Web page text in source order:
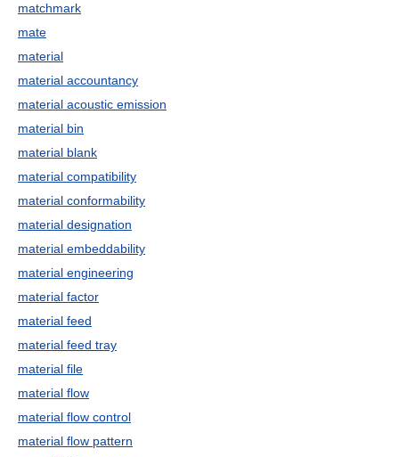
matchmark
mate
material
material accountancy
material acoustic emission
material bin
material blank
material compatibility
material conformability
material designation
material embeddability
material engineering
material factor
material feed
material feed tray
material file
material flow
material flow control
material flow pattern